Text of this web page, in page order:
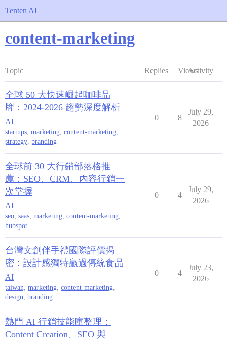
Tenten AI
content-marketing
Topic Replies ViewsActivity
全球 50 大快速崛起咖啡品
牌：2024-2026 趨勢深度解析
AI
startups, marketing, content-marketing,
strategy, branding
0 8
July 29,
2026
全球前 30 大行銷部落格推
薦：SEO、CRM、內容行銷一
次掌握
AI
seo, saas, marketing, content-marketing,
hubspot
0 4
July 29,
2026
台灣文創伴手禮國際評價揭
密：設計感獨特贏過傳統食品
AI
taiwan, marketing, content-marketing,
design, branding
0 4
July 23,
2026
熱門 AI 行銷技能庫整理：
Content Creation、SEO 與